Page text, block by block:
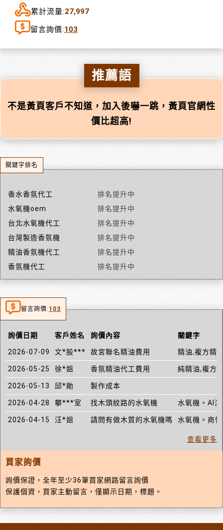
累計流量:27,997
留言詢價:103
推薦語
不是黃頁客戶不知道，加入後嚇一跳，黃頁官網性
價比超高!
關鍵字排名
香水香氛代工
排名提升中
水氧機oem
排名提升中
台北水氧機代工
排名提升中
台灣製造香氛機
排名提升中
精油香氛機代工
排名提升中
香氛機代工
排名提升中
留言詢價: 103
詢價日期 客戶姓名 詢價內容 關鍵字
2026-07-09 文*股*** 故宮聯名精油費用 精油,複方精
2026-05-25 徐*姐 香氛精油代工費用 純精油,複方
2026-05-13 邱*勛 製作成本
2026-04-28 攀***室 找木頭紋路的水氧機 水氧機。AI
2026-04-15 汪*姐 請問有做木質的水氧機嗎 水氧機。商
查看更多
買家詢價
詢價保證，全年至少36筆買家網路留言詢價
保護個資，買家主動留言，僅顯示日期，標題。